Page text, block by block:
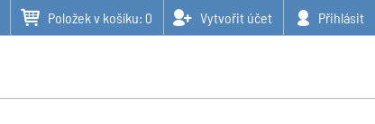
Položek v košíku: 0 Vytvořit účet Přihlásit